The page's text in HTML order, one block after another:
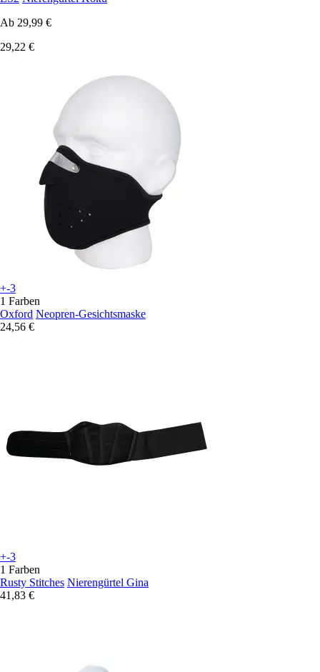
Ab 29,99 €
29,22 €
+-3
1 Farben
Oxford Neopren-Gesichtsmaske
24,56 €
+-3
1 Farben
Rusty Stitches Nierengürtel Gina
41,83 €